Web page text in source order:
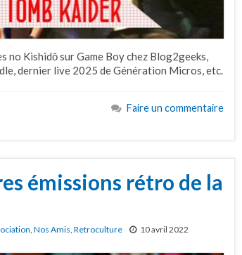
no Kishidō sur Game Boy chez Blog2geeks,
dernier live 2025 de Génération Micros, etc.
Faire un commentaire
émissions rétro de la
Nos Amis Retroculture 10 avril 2022